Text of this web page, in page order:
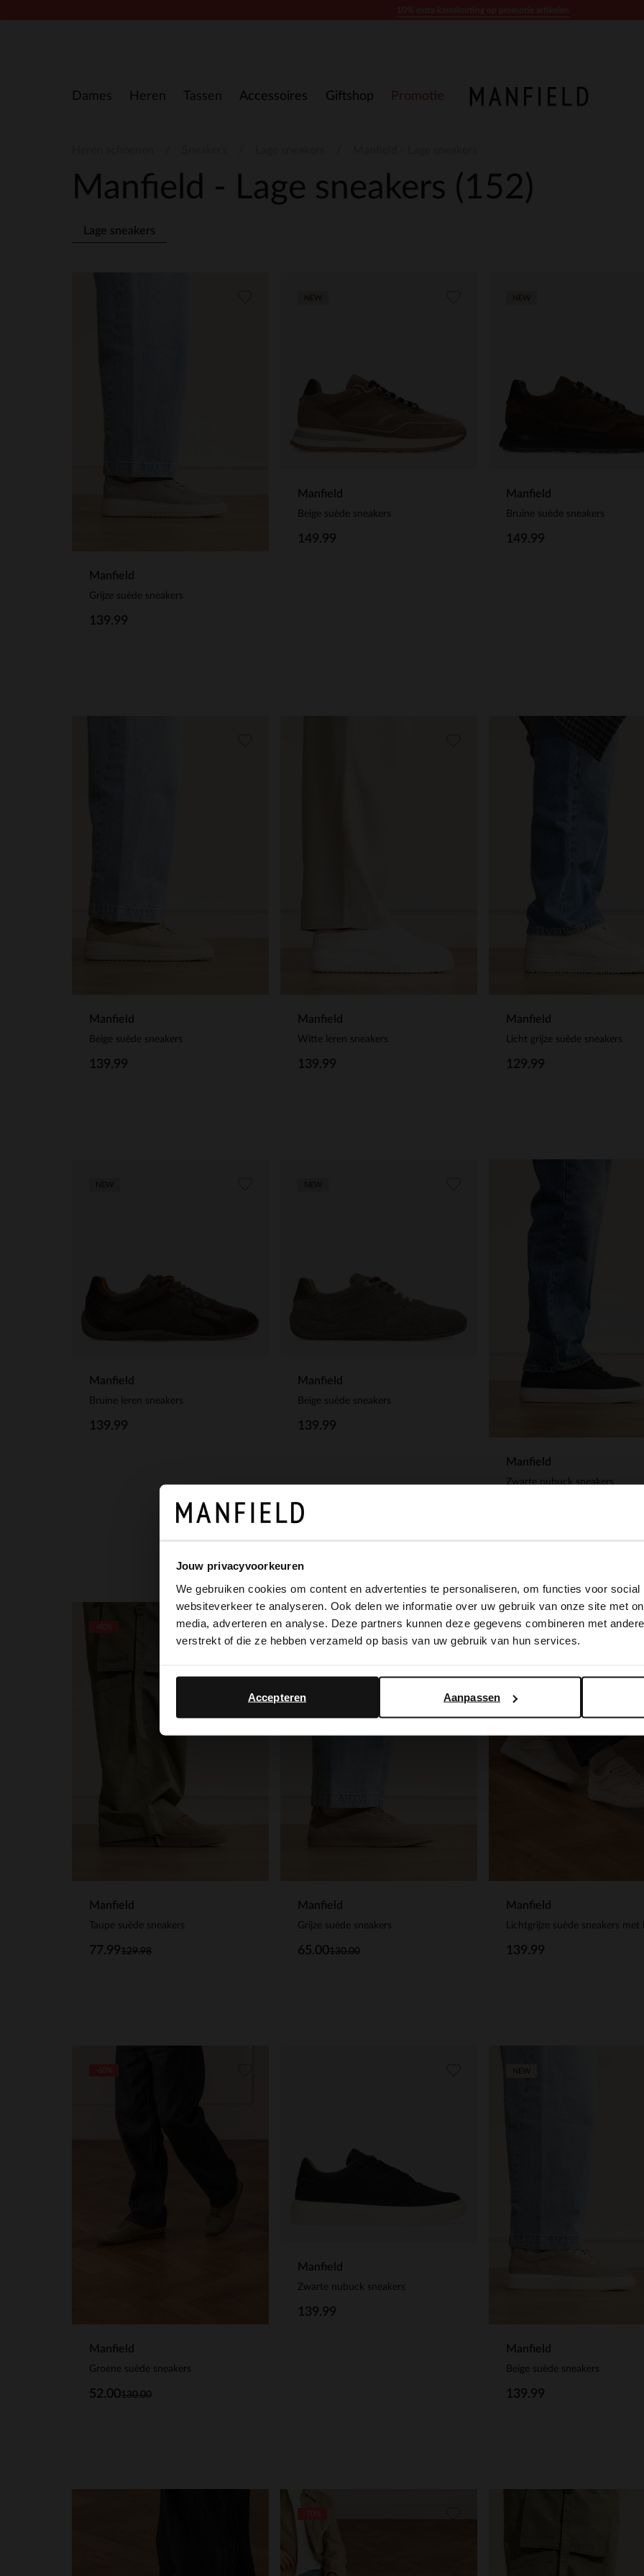
Jouw privacyvoorkeuren
We gebruiken cookies om content en advertenties te personaliseren, om functies voor social
websiteverkeer te analyseren. Ook delen we informatie over uw gebruik van onze site met
media, adverteren en analyse. Deze partners kunnen deze gegevens combineren met
verstrekt of die ze hebben verzameld op basis van uw gebruik van hun services.
Aanpassen
Accepteren
Dames Heren Tassen Accessoires Giftshop Promotie
Manfield - Lage sneakers (152)
Lage sneakers
Manfield
Grijze suède sneakers
139.99
Manfield
Beige suède sneakers
149.99
Manfield
Bruine suède sneakers
149.99
Manfield
Beige suède sneakers
139.99
Manfield
Witte leren sneakers
139.99
Manfield
Licht grijze suède sneakers
129.99
Manfield
Bruine leren sneakers
139.99
Manfield
Beige suède sneakers
139.99
Manfield
Zwarte nubuck sneakers
Manfield
Taupe suède sneakers
129.98
77.99
Manfield
Grijze suède sneakers
130.00
65.00
-50%
Manfield
139.99
Manfield
Groene suède sneakers
130.00
52.00
Manfield
Zwarte nubuck sneakers
139.99
Manfield
Beige suède sneakers
139.99
It looks like your language isn't Dutch. Would you like to